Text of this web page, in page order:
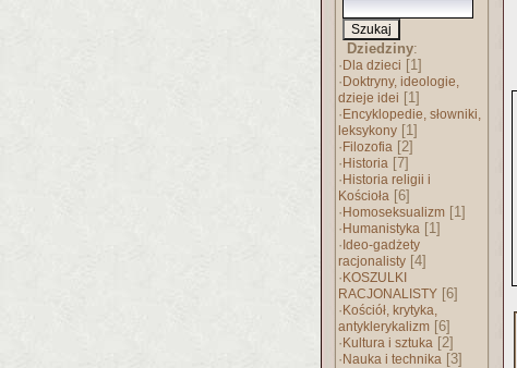
Dziedziny:
· Dla dzieci [1]
· Doktryny, ideologie,
dzieje idei [1]
· Encyklopedie, słowniki,
leksykony [1]
· Filozofia [2]
· Historia [7]
· Historia religii i
Kościoła [6]
· Homoseksualizm [1]
· Humanistyka [1]
· Ideo-gadżety
racjonalisty [4]
· KOSZULKI
RACJONALISTY [6]
· Kościół, krytyka,
antyklerykalizm [6]
· Kultura i sztuka [2]
· Nauka i technika [3]